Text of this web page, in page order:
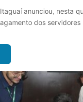
anunciou, nesta
dos servidores